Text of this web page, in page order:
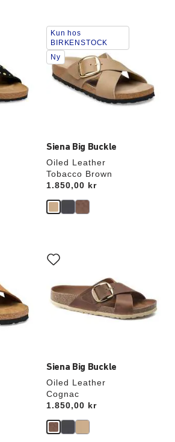
Siena Big Buckle
Oiled Leather
Tobacco Brown
Price:
1.850,00 kr
Samhandling
med
swatch-
farger
oppdatere
produktbildet
Kun hos
BIRKENSTOCK
Ny
Siena Big Buckle
Oiled Leather
Cognac
Price:
1.850,00 kr
med
swatch-
vil
oppdatere
produktbildet